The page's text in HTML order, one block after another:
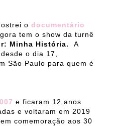
o documentário
tem o show da turnê
Minha História.
A
o dia 17,
São Paulo para quem é
e ficaram 12 anos
e voltaram em 2019
comemoração aos 30